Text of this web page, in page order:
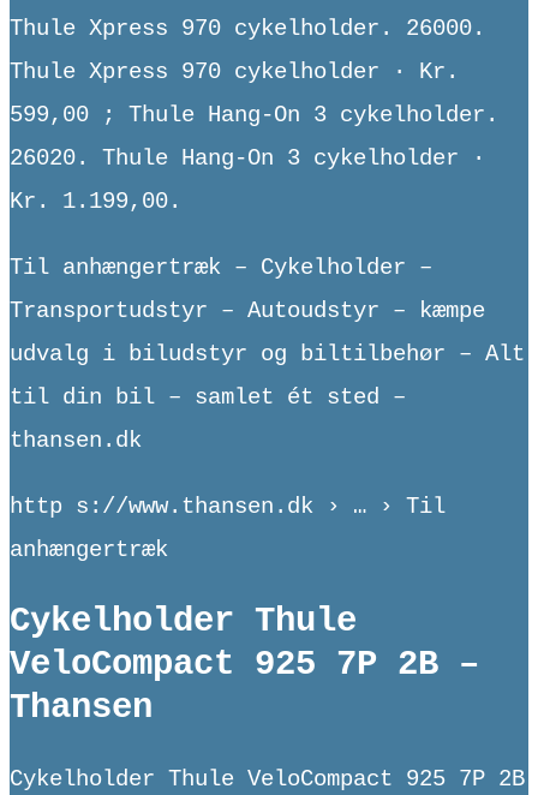
Thule Xpress 970 cykelholder. 26000.
Thule Xpress 970 cykelholder · Kr.
599,00 ; Thule Hang-On 3 cykelholder.
26020. Thule Hang-On 3 cykelholder ·
Kr. 1.199,00.
Til anhængertræk – Cykelholder –
Transportudstyr – Autoudstyr – kæmpe
udvalg i biludstyr og biltilbehør – Alt
til din bil – samlet ét sted –
thansen.dk
http s://www.thansen.dk › … › Til
anhængertræk
Cykelholder Thule
VeloCompact 925 7P 2B –
Thansen
Cykelholder Thule VeloCompact 925 7P 2B